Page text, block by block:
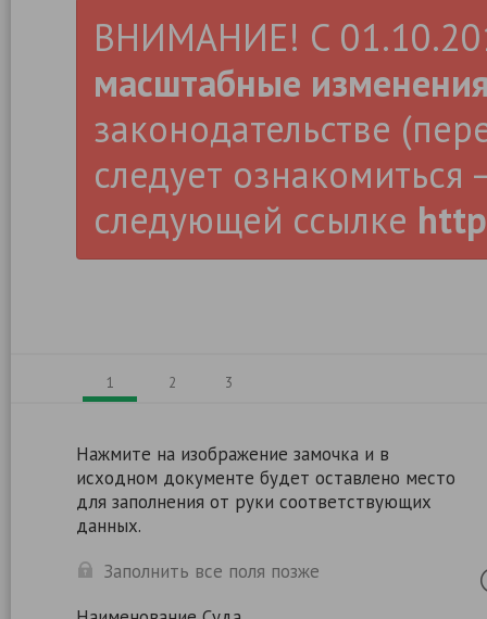
ВНИМАНИЕ! С
масштабные
законодательстве
следует ознакомиться
следующей ссылке
1 2 3
Нажмите на изображение замочка и в
исходном документе будет оставлено место
для заполнения от руки соответствующих
данных.
Заполнить все поля позже